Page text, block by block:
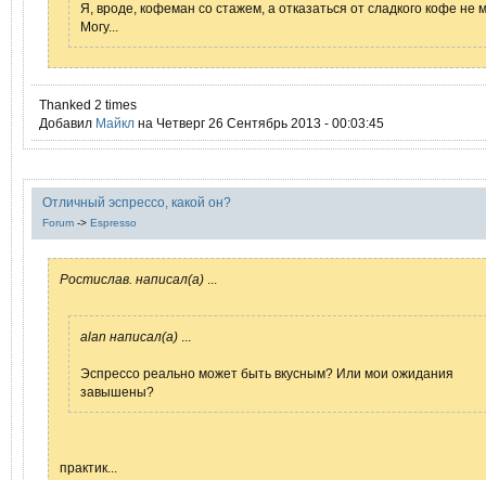
Я, вроде, кофеман со стажем, а отказаться от сладкого кофе не
Могу...
Thanked 2 times
Добавил Mайкл на Четверг 26 Сентябрь 2013 - 00:03:45
Отличный эспрессо, какой он?
Forum -> Espresso
Ростислав. написал(а)
alan написал(а)
Эспрессо реально может быть вкусным? Или мои ожидания
завышены?
практик...